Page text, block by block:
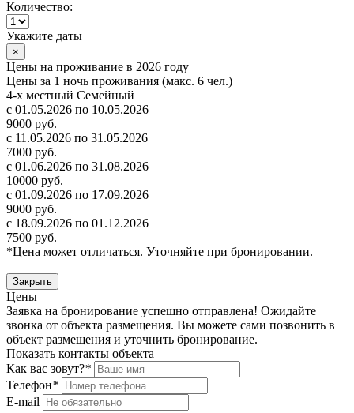
Количество:
Укажите даты
×
Цены на проживание в 2026 году
Цены за 1 ночь проживания (макс. 6 чел.)
4-х местный Семейный
с 01.05.2026 по 10.05.2026
9000 руб.
с 11.05.2026 по 31.05.2026
7000 руб.
с 01.06.2026 по 31.08.2026
10000 руб.
с 01.09.2026 по 17.09.2026
9000 руб.
с 18.09.2026 по 01.12.2026
7500 руб.
*Цена может отличаться. Уточняйте при бронировании.
Закрыть
Цены
Заявка на бронирование успешно отправлена! Ожидайте
звонка от объекта размещения. Вы можете сами позвонить в
объект размещения и уточнить бронирование.
Показать контакты объекта
Как вас зовут?*
Телефон*
E-mail